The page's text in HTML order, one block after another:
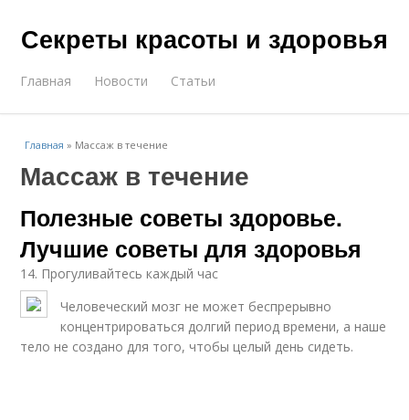
Секреты красоты и здоровья
Главная Новости Статьи
Главная » Массаж в течение
Массаж в течение
Полезные советы здоровье.
Лучшие советы для здоровья
14. Прогуливайтесь каждый час
Человеческий мозг не может беспрерывно
концентрироваться долгий период времени, а наше
тело не создано для того, чтобы целый день сидеть.